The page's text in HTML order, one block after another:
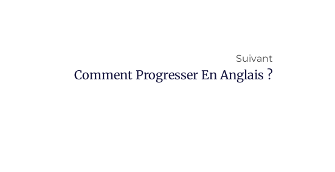
Suivant
Comment Progresser En Anglais ?